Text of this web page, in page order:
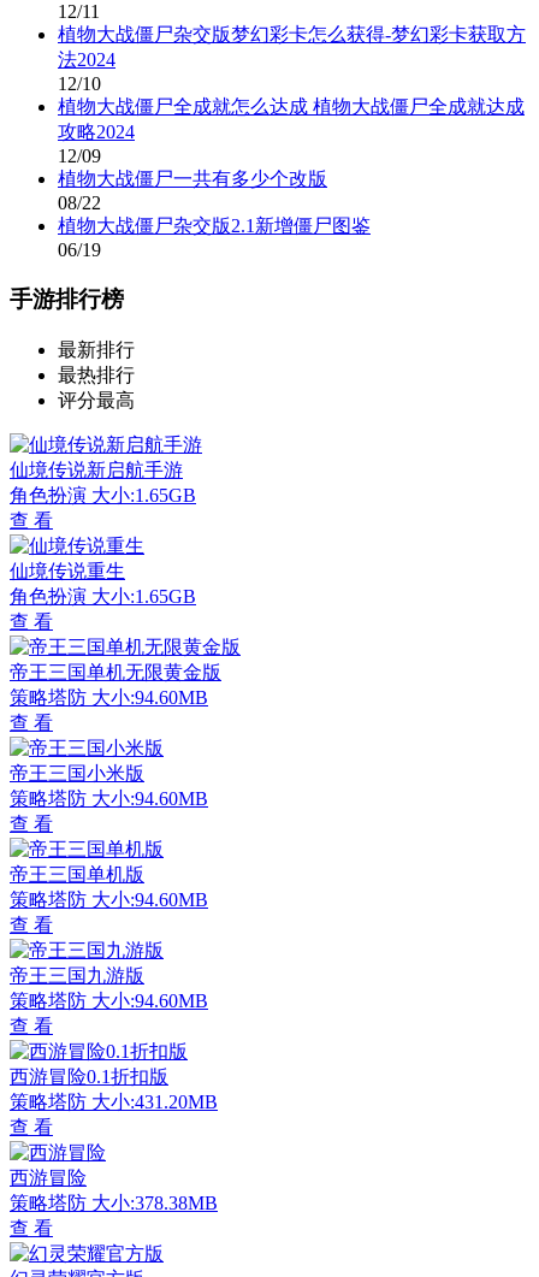
12/11
植物大战僵尸杂交版梦幻彩卡怎么获得-梦幻彩卡获取方
法2024
12/10
植物大战僵尸全成就怎么达成 植物大战僵尸全成就达成
攻略2024
12/09
植物大战僵尸一共有多少个改版
08/22
植物大战僵尸杂交版2.1新增僵尸图鉴
06/19
手游排行榜
最新排行
最热排行
评分最高
仙境传说新启航手游
角色扮演 大小:1.65GB
查 看
仙境传说重生
角色扮演 大小:1.65GB
查 看
帝王三国单机无限黄金版
策略塔防 大小:94.60MB
查 看
帝王三国小米版
策略塔防 大小:94.60MB
查 看
帝王三国单机版
策略塔防 大小:94.60MB
查 看
帝王三国九游版
策略塔防 大小:94.60MB
查 看
西游冒险0.1折扣版
策略塔防 大小:431.20MB
查 看
西游冒险
策略塔防 大小:378.38MB
查 看